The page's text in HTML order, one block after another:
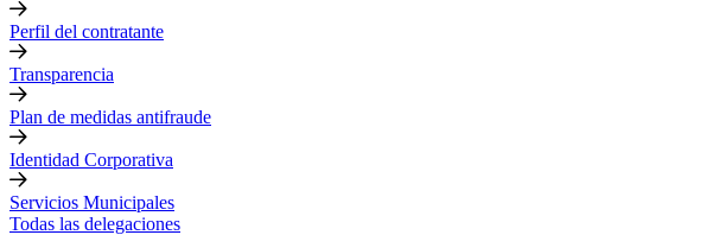
Perfil del contratante
Transparencia
Plan de medidas antifraude
Identidad Corporativa
Servicios Municipales
Todas las delegaciones